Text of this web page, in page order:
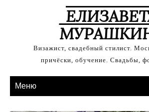
Визажист, свадебный стилист.
причёски, обучение. Свадьбы,
Меню